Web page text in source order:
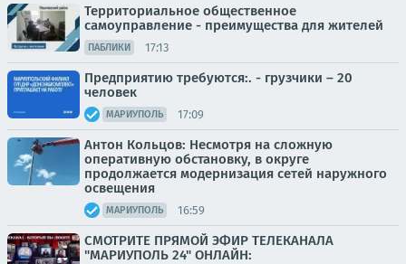
Территориальное общественное
самоуправление - преимущества для жителей
ПАБЛИКИ 17:13
Предприятию требуются:. - грузчики – 20
человек
МАРИУПОЛЬ 17:09
Антон Кольцов: Несмотря на сложную
оперативную обстановку, в округе
продолжается модернизация сетей наружного
освещения
МАРИУПОЛЬ 16:59
СМОТРИТЕ ПРЯМОЙ ЭФИР ТЕЛЕКАНАЛА
"МАРИУПОЛЬ 24" ОНЛАЙН: